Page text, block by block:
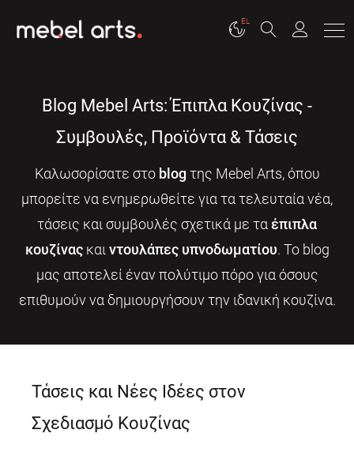
EL
Blog Mebel Arts: Έπιπλα Κουζίνας -
Συμβουλές, Προϊόντα & Τάσεις
Καλωσορίσατε στο blogτης Mebel Arts, όπου
μπορείτε να ενημερωθείτε για τα τελευταία νέα,
τάσεις και συμβουλές σχετικά με τα έπιπλα
κουζίναςκαι ντουλάπες υπνοδωματίου. Το blog
μας αποτελεί έναν πολύτιμο πόρο για όσους
επιθυμούν να δημιουργήσουν την ιδανική κουζίνα.
Τάσεις και Νέες Ιδέες στον
Σχεδιασμό Κουζίνας